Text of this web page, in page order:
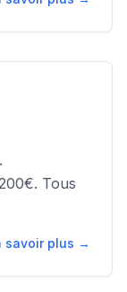
Tous
savoir plus →